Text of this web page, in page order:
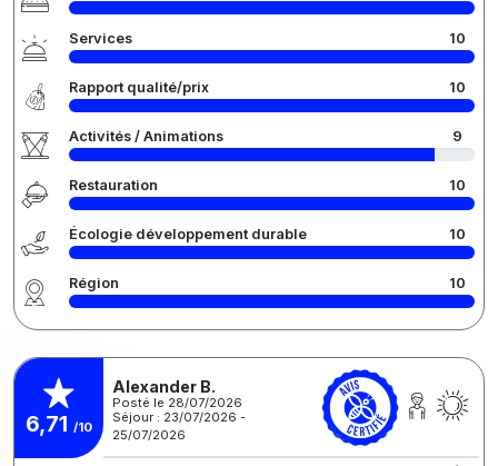
Services 10
Rapport qualité/prix 10
Activités / Animations 9
Restauration 10
Écologie développement durable 10
Région 10
6,71 /10
Alexander B.
Posté le 28/07/2026
Séjour : 23/07/2026 -
25/07/2026